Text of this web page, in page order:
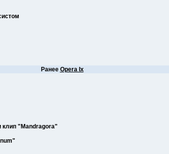
Ранее Opera Ix
"Mandragora"